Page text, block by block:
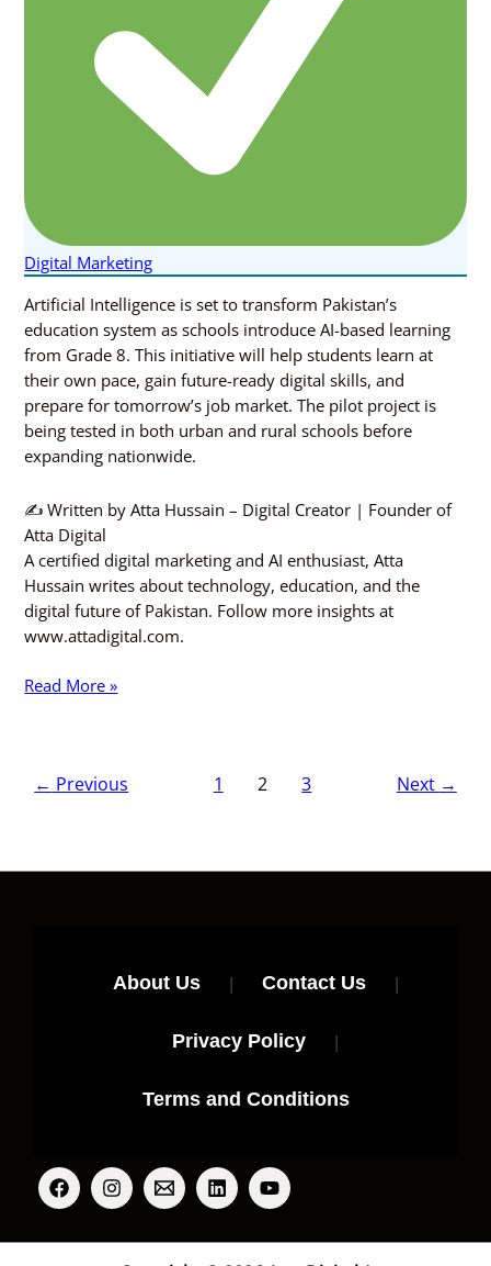
Digital Marketing
Artificial Intelligence is set to transform Pakistan’s
education system as schools introduce AI-based learning
from Grade 8. This initiative will help students learn at
their own pace, gain future-ready digital skills, and
prepare for tomorrow’s job market. The pilot project is
being tested in both urban and rural schools before
expanding nationwide.
✍️ Written by Atta Hussain – Digital Creator | Founder of
Atta Digital
A certified digital marketing and AI enthusiast, Atta
Hussain writes about technology, education, and the
digital future of Pakistan. Follow more insights at
www.attadigital.com.
Read More »
← Previous 1 2 3 Next →
About Us | Contact Us |
Privacy Policy |
Terms and Conditions